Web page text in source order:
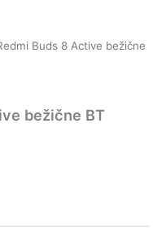
Buds 8 Active bežične
bežične BT